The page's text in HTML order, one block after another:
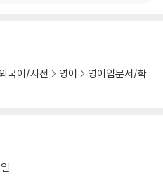
국어/사전 영어
영어입문서/학